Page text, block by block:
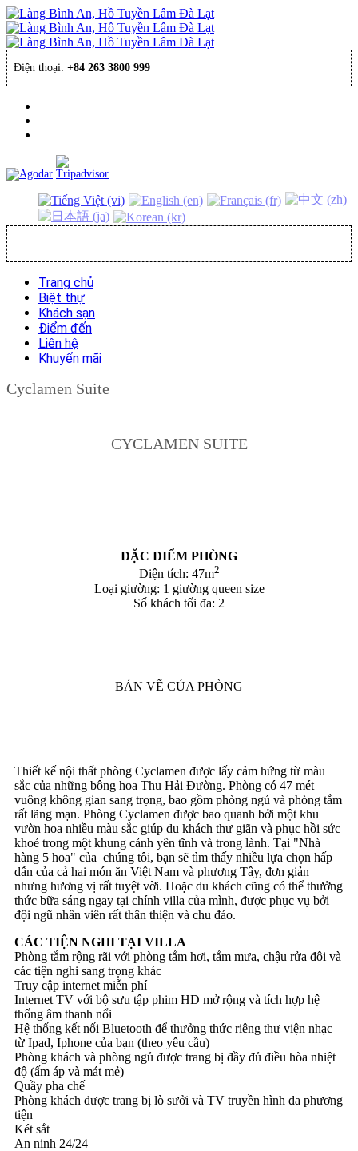
Điện thoại: +84 263 3800 999
Trang chủ
Biệt thự
Khách sạn
Điểm đến
Liên hệ
Khuyến mãi
Cyclamen Suite
CYCLAMEN SUITE
ĐẶC ĐIỂM PHÒNG
Diện tích: 47m2
Loại giường: 1 giường queen size
Số khách tối đa: 2
BẢN VẼ CỦA PHÒNG
Thiết kế nội thất phòng Cyclamen được lấy cảm hứng từ màu
sắc của những bông hoa Thu Hải Đường. Phòng có 47 mét
vuông không gian sang trọng, bao gồm phòng ngủ và phòng tắm
rất lãng mạn. Phòng Cyclamen được bao quanh bởi một khu
vườn hoa nhiều màu sắc giúp du khách thư giãn và phục hồi sức
khoẻ trong một khung cảnh yên tĩnh và trong lành. Tại "Nhà
hàng 5 hoa" của chúng tôi, bạn sẽ tìm thấy nhiều lựa chọn hấp
dẫn của cả hai món ăn Việt Nam và phương Tây, đơn giản
nhưng hương vị rất tuyệt vời. Hoặc du khách cũng có thể thưởng
thức bữa sáng ngay tại chính villa của mình, được phục vụ bởi
đội ngũ nhân viên rất thân thiện và chu đáo.
CÁC TIỆN NGHI TẠI VILLA
Phòng tắm rộng rãi với phòng tắm hơi, tắm mưa, chậu rửa đôi và
các tiện nghi sang trọng khác
Truy cập internet miễn phí
Internet TV với bộ sưu tập phim HD mở rộng và tích hợp hệ
thống âm thanh nổi
Hệ thống kết nối Bluetooth để thưởng thức riêng thư viện nhạc
từ Ipad, Iphone của bạn (theo yêu cầu)
Phòng khách và phòng ngủ được trang bị đầy đủ điều hòa nhiệt
độ (ấm áp và mát mẻ)
Quầy pha chế
Phòng khách được trang bị lò sưởi và TV truyền hình đa phương
tiện
Két sắt
An ninh 24/24